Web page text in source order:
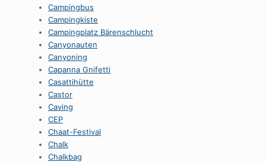
Campingbus
Campingkiste
Campingplatz Bärenschlucht
Canyonauten
Canyoning
Capanna Gnifetti
Casattihütte
Castor
Caving
CEP
Chaat-Festival
Chalk
Chalkbag